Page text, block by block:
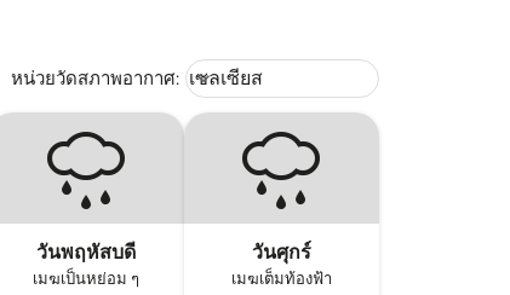
หน่วยวัดสภาพอากาศ: Weather unit option เซลเซียส
เซลเซียส
keyboard_arrow_down
วันพฤหัสบดี
เมฆเป็นหย่อม ๆ
วันศุกร์
เมฆเต็มท้องฟ้า